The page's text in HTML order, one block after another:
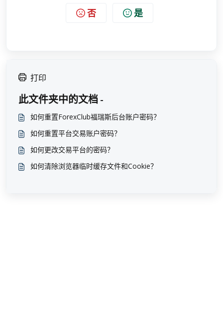
否 是
打印
此文件夹中的文档 -
如何重置ForexClub福瑞斯后台账户密码？
如何重置平台交易账户密码？
如何更改交易平台的密码？
如何清除浏览器临时缓存文件和Cookie？